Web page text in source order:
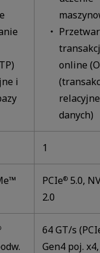
i
online
danych)
1
PCIe® 5.0,
2.0
64 GT/s
Gen4 poj.